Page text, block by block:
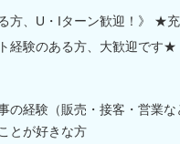
る方、U・Iターン歓迎！》 ★
経験のある方、大歓迎です★
の経験（販売・接客・営業な
とが好きな方